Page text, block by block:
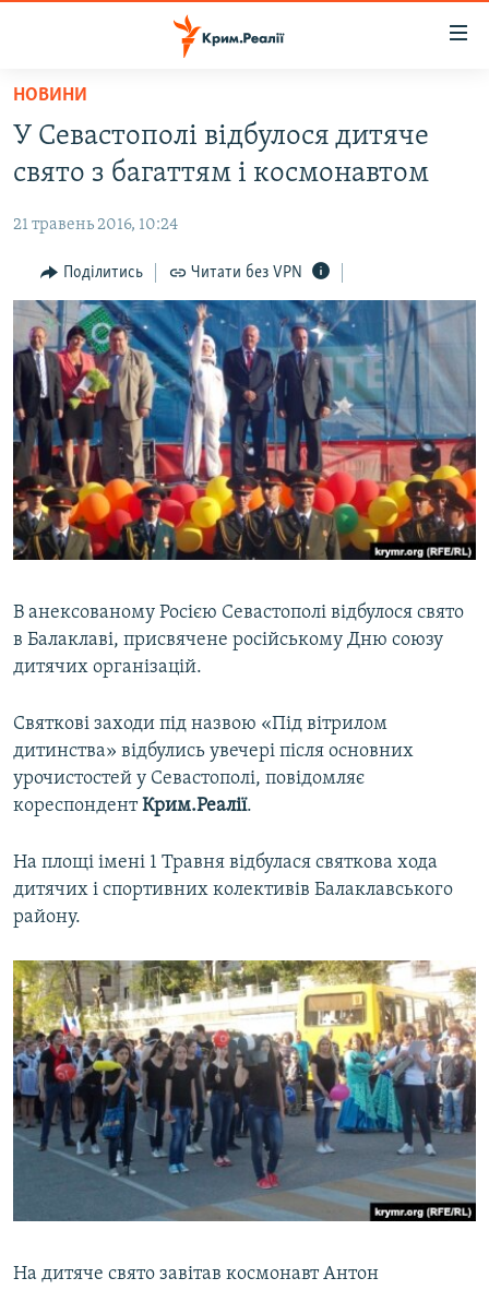
Перейти
основного
матеріалу
до
навігації
Перейти
пошуку
ВОДА.КРИМ
ПОЛІТИКА
БЛОГИ
ПОГЛЯД
ІНТЕРВ'Ю
ВСЕ ЗА ДЕНЬ
СПЕЦПРОЕКТИ
ДЕПОРТАЦІЯ
ВІДЕОУРОКИ «ELIFBE»
СВІДЧЕННЯ ОКУПАЦІЇ
ЯК ОБІЙТИ БЛОКУВАННЯ
Русский
Qırımtatar
Усі сайти RFE/RL
НОВИНИ
У Севастополі відбулося дитяче
свято з багаттям і космонавтом
21 травень 2016, 10:24
Поділитись Читати без VPN
В анексованому Росією Севастополі відбулося свято
в Балаклаві, присвячене російському Дню союзу
дитячих організацій.
Святкові заходи під назвою «Під вітрилом
дитинства» відбулись увечері після основних
урочистостей у Севастополі, повідомляє
кореспондентКрим.Реалії.
На площі імені 1 Травня відбулася святкова хода
дитячих і спортивних колективів Балаклавського
району.
На дитяче свято завітав космонавт Антон